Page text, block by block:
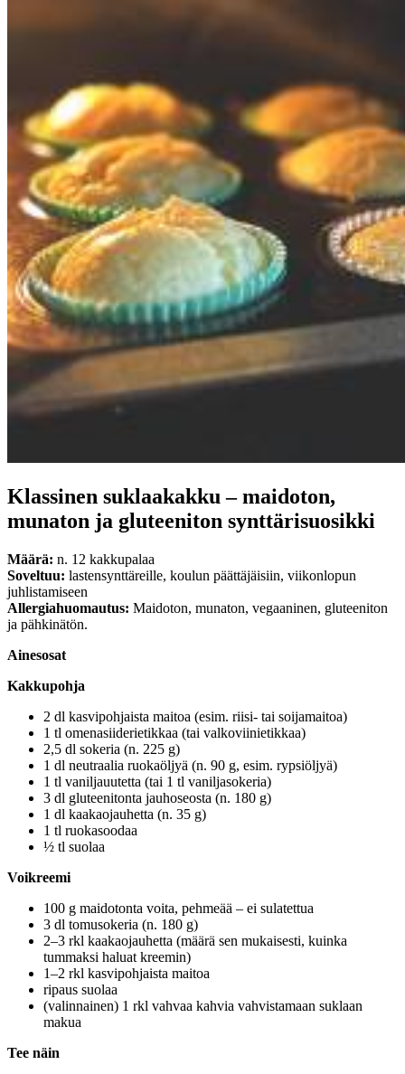
Klassinen suklaakakku – maidoton,
munaton ja gluteeniton synttärisuosikki
Määrä: n. 12 kakkupalaa
Soveltuu: lastensynttäreille, koulun päättäjäisiin, viikonlopun
juhlistamiseen
Allergiahuomautus: Maidoton, munaton, vegaaninen, gluteeniton
ja pähkinätön.
Ainesosat
Kakkupohja
2 dl kasvipohjaista maitoa (esim. riisi- tai soijamaitoa)
1 tl omenasiiderietikkaa (tai valkoviinietikkaa)
2,5 dl sokeria (n. 225 g)
1 dl neutraalia ruokaöljyä (n. 90 g, esim. rypsiöljyä)
1 tl vaniljauutetta (tai 1 tl vaniljasokeria)
3 dl gluteenitonta jauhoseosta (n. 180 g)
1 dl kaakaojauhetta (n. 35 g)
1 tl ruokasoodaa
½ tl suolaa
Voikreemi
100 g maidotonta voita, pehmeää – ei sulatettua
3 dl tomusokeria (n. 180 g)
2–3 rkl kaakaojauhetta (määrä sen mukaisesti, kuinka
tummaksi haluat kreemin)
1–2 rkl kasvipohjaista maitoa
ripaus suolaa
(valinnainen) 1 rkl vahvaa kahvia vahvistamaan suklaan
makua
Tee näin